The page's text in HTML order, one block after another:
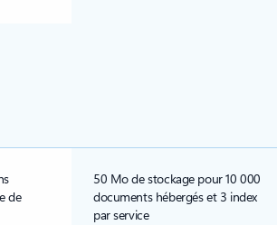
de
50 Mo de stockage pour 10 000
documents hébergés et 3 index
par service